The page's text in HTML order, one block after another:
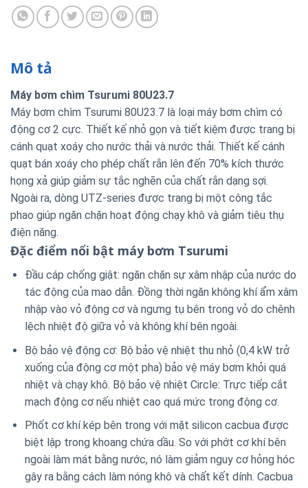
Mô tả
Máy bơm chìm Tsurumi 80U23.7
Máy bơm chìm Tsurumi 80U23.7 là loại máy bơm chìm có
động cơ 2 cực. Thiết kế nhỏ gọn và tiết kiệm được trang bị
cánh quạt xoáy cho nước thải và nước thải. Thiết kế cánh
quạt bán xoáy cho phép chất rắn lên đến 70% kích thước
họng xả giúp giảm sự tắc nghẽn của chất rắn dạng sợi.
Ngoài ra, dòng UTZ-series được trang bị một công tắc
phao giúp ngăn chặn hoạt động chạy khô và giảm tiêu thụ
điện năng.
Đặc điểm nổi bật máy bơm Tsurumi
Đầu cáp chống giật: ngăn chặn sự xâm nhập của nước do
tác động của mao dẫn. Đồng thời ngăn không khí ẩm xâm
nhập vào vỏ động cơ và ngưng tụ bên trong vỏ do chênh
lệch nhiệt độ giữa vỏ và không khí bên ngoài.
Bộ bảo vệ động cơ: Bộ bảo vệ nhiệt thu nhỏ (0,4 kW trở
xuống của động cơ một pha) bảo vệ máy bơm khỏi quá
nhiệt và chạy khô. Bộ bảo vệ nhiệt Circle: Trực tiếp cắt
mạch động cơ nếu nhiệt cao quá mức trong động cơ.
Phốt cơ khí kép bên trong với mặt silicon cacbua được
biệt lập trong khoang chứa dầu. So với phớt cơ khí bên
ngoài làm mát bằng nước, nó làm giảm nguy cơ hỏng hóc
gây ra bằng cách làm nóng khô và chất kết dính. Cacbua